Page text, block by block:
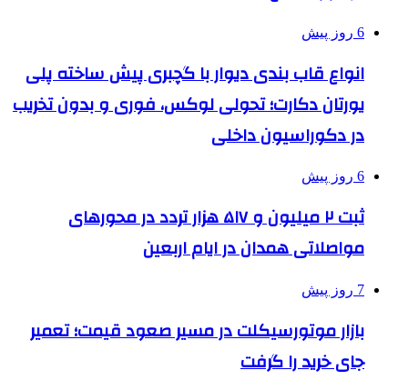
6 روز پیش
انواع قاب بندی دیوار با گچبری پیش ساخته پلی
یورتان دکارت؛ تحولی لوکس، فوری و بدون تخریب
در دکوراسیون داخلی
6 روز پیش
ثبت ۲ میلیون و ۵۱۷ هزار تردد در محورهای
مواصلاتی همدان در ایام اربعین
7 روز پیش
بازار موتورسیکلت در مسیر صعود قیمت؛ تعمیر
جای خرید را گرفت